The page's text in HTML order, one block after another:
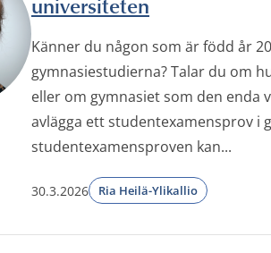
Känner du någon som är född år
gymnasiestudierna? Talar du om
eller om gymnasiet som den enda
avlägga ett studentexamensprov i
studentexamensproven kan...
30.3.2026 Ria Heilä-Ylikallio